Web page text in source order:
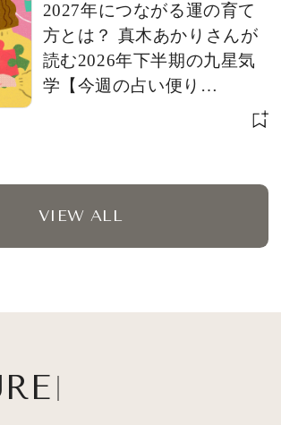
2027年につながる運の育て
方とは？ 真木あかりさんが
読む2026年下半期の九星気
学【今週の占い便り
VIEW ALL